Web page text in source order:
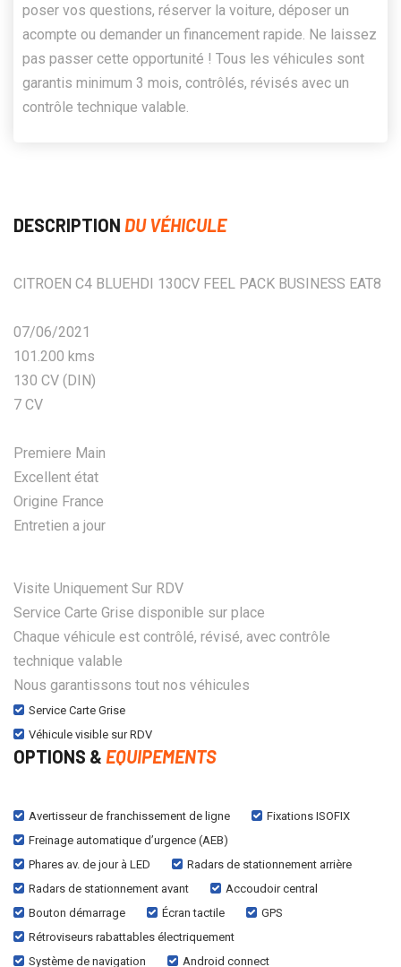
poser vos questions, réserver la voiture, déposer un
acompte ou demander un financement rapide. Ne laissez
pas passer cette opportunité ! Tous les véhicules sont
garantis minimum 3 mois, contrôlés, révisés avec un
contrôle technique valable.
DESCRIPTION DU VÉHICULE
CITROEN C4 BLUEHDI 130CV FEEL PACK BUSINESS EAT8
07/06/2021
101.200 kms
130 CV (DIN)
7 CV
Premiere Main
Excellent état
Origine France
Entretien a jour
Visite Uniquement Sur RDV
Service Carte Grise disponible sur place
Chaque véhicule est contrôlé, révisé, avec contrôle
technique valable
Nous garantissons tout nos véhicules
Service Carte Grise
Véhicule visible sur RDV
OPTIONS & EQUIPEMENTS
Avertisseur de franchissement de ligne
Fixations ISOFIX
Freinage automatique d’urgence (AEB)
Phares av. de jour à LED
Radars de stationnement arrière
Radars de stationnement avant
Accoudoir central
Bouton démarrage
Écran tactile
GPS
Rétroviseurs rabattables électriquement
Système de navigation
Android connect